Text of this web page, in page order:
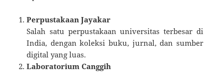
Perpustakaan Jayakar
Salah satu perpustakaan universitas terbesar di
India, dengan koleksi buku, jurnal, dan sumber
digital yang luas.
Laboratorium Canggih